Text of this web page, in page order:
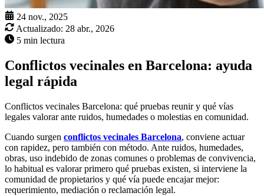
24 nov., 2025
Actualizado: 28 abr., 2026
5 min lectura
Conflictos vecinales en Barcelona: ayuda
legal rápida
Conflictos vecinales Barcelona: qué pruebas reunir y qué vías
legales valorar ante ruidos, humedades o molestias en comunidad.
Cuando surgen conflictos vecinales Barcelona, conviene actuar
con rapidez, pero también con método. Ante ruidos, humedades,
obras, uso indebido de zonas comunes o problemas de convivencia,
lo habitual es valorar primero qué pruebas existen, si interviene la
comunidad de propietarios y qué vía puede encajar mejor:
requerimiento, mediación o reclamación legal.